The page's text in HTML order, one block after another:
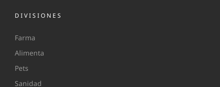
DIVISIONES
Farma
Alimenta
Pets
Sanidad